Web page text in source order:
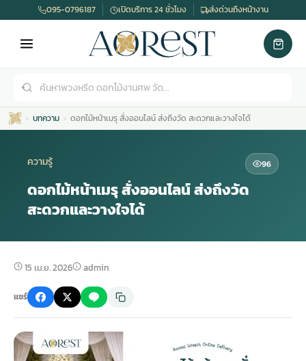
ดอกไม้หน้าศพ
จัดดอกไม้หน้าศพ
ดอกไม้หน้าหีบ
พวงหรีด กรุงเทพ
สั่งพวงหรีด
ร้านพวงหรีด
มรุสีขาว
ไม้หน้าเมรุ
ไม้งานแต่ง
ไม้งานแต่ง ราคาถูก
ไม้งานแต่ง กรุงเทพ
พวงหรีดพัดลม
พวงหรีดพัดลม ราคาถูก
พวงหรีดพัดลม กรุงเทพ
รับจัดงานศพ
รับจัดงานศพ ครบวงจร
รับจัดงานศพ กรุงเทพ
095-0796187 เปิดบริการ 24 ชั่วโมง ส่งด่วนถึงหน้างาน
บทความ ดอกไม้หน้าเมรุ สั่งออนไลน์ ส่งถึงวัด สะดวกและวางใจได้
ความรู้ 96
ดอกไม้หน้าเมรุ สั่งออนไลน์ ส่งถึงวัด
สะดวกและวางใจได้
15 เม.ย. 2026 admin
แชร์